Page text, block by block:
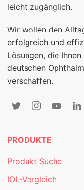
leicht zugänglich.
Wir wollen den
erfolgreich und
Lösungen, die
deutschen
verschaffen.
PRODUKTE
Produkt Suche
IOL-Vergleich